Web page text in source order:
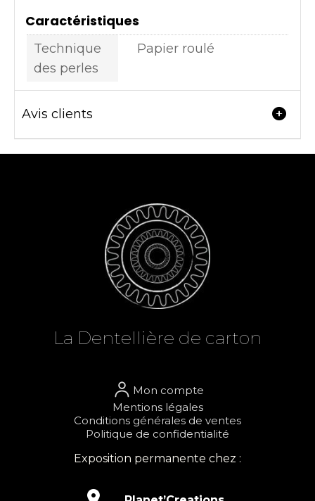
Caractéristiques
Technique
des perles
Papier roulé
Avis clients
La Dentel lière de carton
Mon compte
Mentions légales
Conditions générales de ventes
Politique de confidentialité
Exposition permanente chez :
